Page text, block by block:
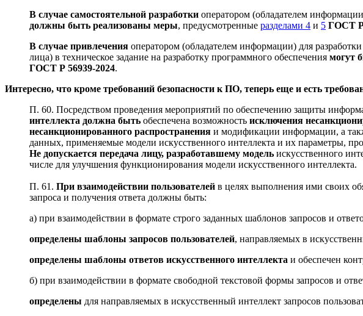
В случае самостоятельной разработки оператором (обладателем
должны быть реализованы меры, предусмотренные разделами 4 и 5 ГОСТ Р
В случае привлечения оператором (обладателем информации) для
лица) в техническое задание на разработку программного обеспечения могут
ГОСТ Р 56939-2024.
Интересно, что кроме требований безопасности к ПО, теперь еще и есть
П. 60. Посредством проведения мероприятий по обеспечению защиты
интеллекта должна быть обеспечена возможность исключения
несанкционированного распространения и модификации информации, а
данных, применяемые модели искусственного интеллекта и их параметры,
Не допускается передача лицу, разработавшему модель искусственного
числе для улучшения функционирования модели искусственного интеллекта.
П. 61. При взаимодействии пользователей в целях выполнения ими своих
запроса и получения ответа должны быть:
а) при взаимодействии в формате строго заданных шаблонов запросов и
определены шаблоны запросов пользователей, направляемых в
определены шаблоны ответов искусственного интеллекта и обеспечен
б) при взаимодействии в формате свободной текстовой формы запросов и
определены для направляемых в искусственный интеллект запросов